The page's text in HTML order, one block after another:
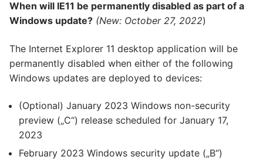
When will IE11 be permanently disabled as part of a
Windows update? (New: October 27, 2022)
The Internet Explorer 11 desktop application will be
permanently disabled when either of the following
Windows updates are deployed to devices:
(Optional) January 2023 Windows non-security
preview („C“) release scheduled for January 17,
2023
February 2023 Windows security update („B“)